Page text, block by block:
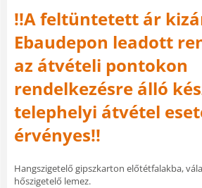
!!A feltüntetett ár
Ebaudepon leadott
az átvételi pontokon
rendelkezésre álló
telephelyi átvétel
érvényes!!
Hangszigetelő gipszkarton előtétfalakba,
hőszigetelő lemez.